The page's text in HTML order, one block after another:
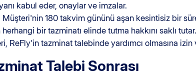
kabul eder, onaylar ve imzalar.
Müşteri'nin 180 takvim gününü aşan kesintisiz bir
bir tazminatı elinde tutma hakkını saklı tutar.
ReFly'in tazminat talebinde yardımcı olmasına izin
Talebi Sonrası